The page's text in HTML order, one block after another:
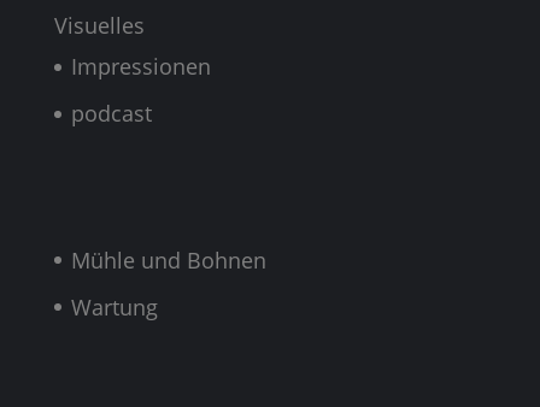
Visuelles
Impressionen
podcast
Mühle und Bohnen
Wartung